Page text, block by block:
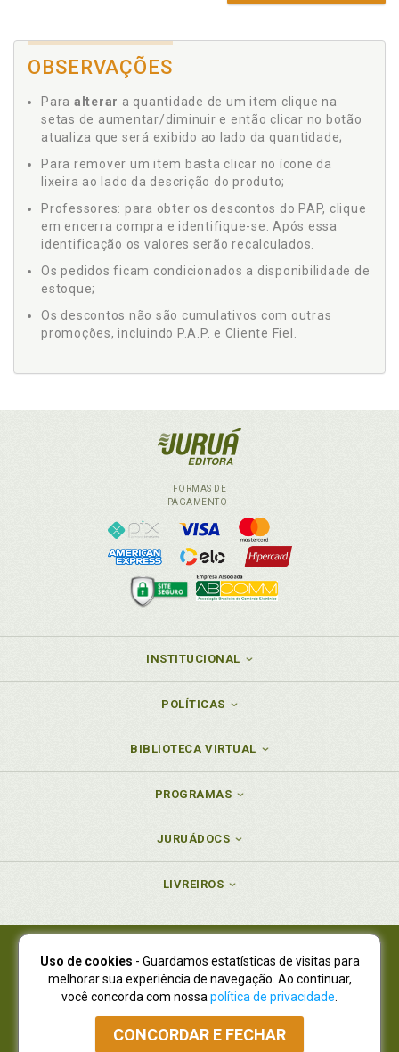
OBSERVAÇÕES
Para alterar a quantidade de um item clique na
setas de aumentar/diminuir e então clicar no botão
atualiza que será exibido ao lado da quantidade;
Para remover um item basta clicar no ícone da
lixeira ao lado da descrição do produto;
Professores: para obter os descontos do PAP, clique
em encerra compra e identifique-se. Após essa
identificação os valores serão recalculados.
Os pedidos ficam condicionados a disponibilidade de
estoque;
Os descontos não são cumulativos com outras
promoções, incluindo P.A.P. e Cliente Fiel.
FORMAS DE
PAGAMENTO
INSTITUCIONAL
POLÍTICAS
BIBLIOTECA VIRTUAL
PROGRAMAS
JURUÁDOCS
LIVREIROS
Juruá Editora Ltda., CNPJ 77.535.508/0001-19
Juruá Informática Ltda., CNPJ 01.701.561/0001-80
NOVO ENDEREÇO:R. Flávio Dallegrave, 7665, São Lourenço |
Curitiba - Paraná - CEP 82210-310
Atendimento: (41) 4009-3900|Vendas Atacado: (41) 4009-3939
Uso de cookies - Guardamos estatísticas de visitas para
melhorar sua experiência de navegação. Ao continuar,
você concorda com nossa política de privacidade
CONCORDAR E FECHAR